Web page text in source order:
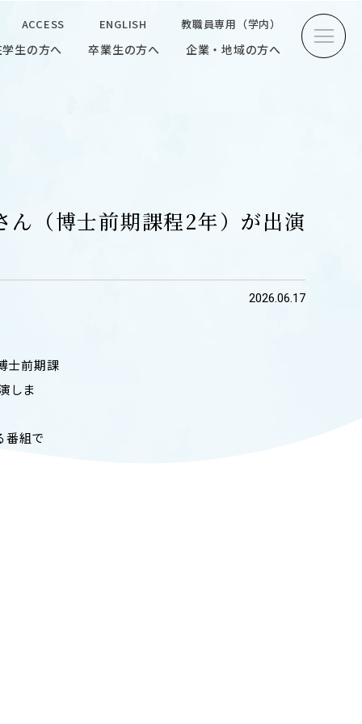
ACCESS ENGLISH 教職員専用（学内）
学生の方へ 卒業生の方へ 企業・地域の方へ
INTERVIEW
ADMISSION
入試情報
CAMPUS LIFE
ん（博士前期課程2年）が出演
2026.06.17
士前期課
しま
番組で